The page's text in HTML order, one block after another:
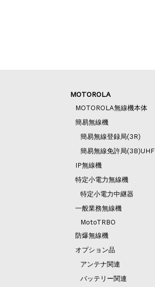
MOTOROLA
MOTOROLA無線機本体
簡易無線機
簡易無線登録局(3R)
簡易無線免許局(3B)UHF
IP無線機
特定小電力無線機
特定小電力中継器
一般業務無線機
MotoTRBO
防爆無線機
オプション品
アンテナ関連
バッテリー関連